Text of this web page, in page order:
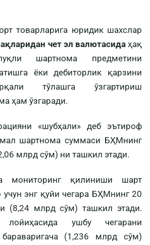
товарларига юридик шахслар
чет эл валютасидаҳақ
шартнома предметини
ёки дебиторлик қарзини
тўлашга ўзгартириш
ҳам ўзгаради.
«шубҳали» деб эътироф
шартнома суммаси БҲМнинг
млрд сўм) ни ташкил этади.
мониторинг қилиниши шарт
учун энг қуйи чегара БҲМнинг 20
(8,24 млрд сўм) ташкил этади.
лойиҳасида ушбу чегарани
(1,236 млрд сўм)